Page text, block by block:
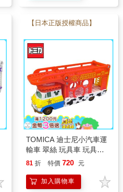
【日本正版授權商品】
TOMICA 迪士尼小汽車運
輸車 翠絲 玩具車 玩具總
動員5 皮克斯 Disney
81 折 特價 720 元
加入購物車